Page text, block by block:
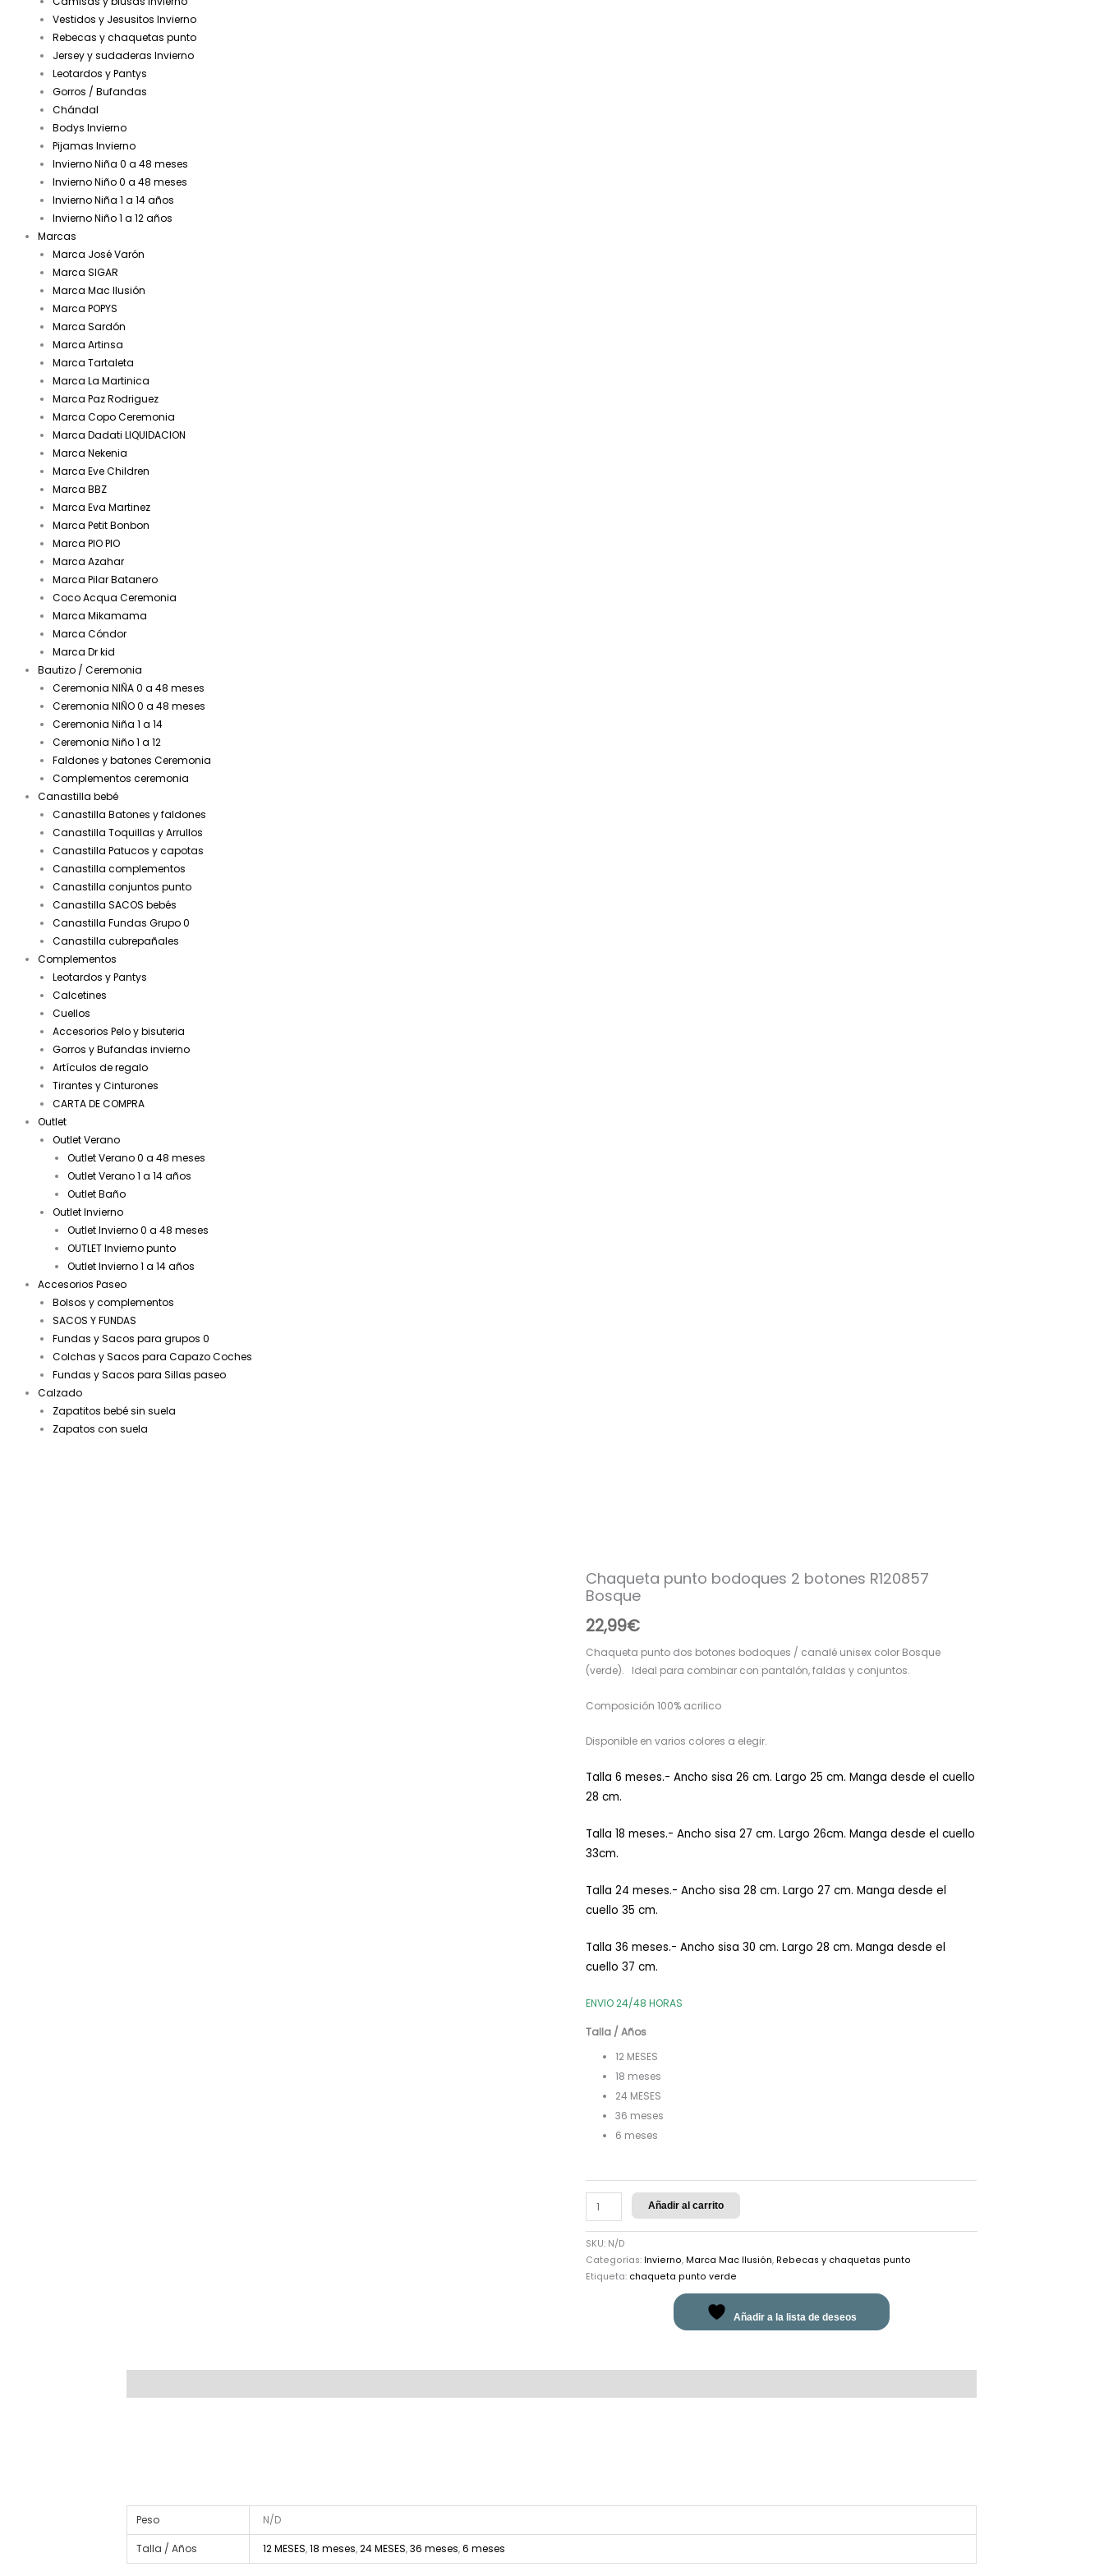
Vestidos y Jesusitos Invierno
Rebecas y chaquetas punto
Jersey y sudaderas Invierno
Leotardos y Pantys
Gorros / Bufandas
Chándal
Bodys Invierno
Pijamas Invierno
Invierno Niña 0 a 48 meses
Invierno Niño 0 a 48 meses
Invierno Niña 1 a 14 años
Invierno Niño 1 a 12 años
Marcas
Marca José Varón
Marca SIGAR
Marca Mac Ilusión
Marca POPYS
Marca Sardón
Marca Artinsa
Marca Tartaleta
Marca La Martinica
Marca Paz Rodriguez
Marca Copo Ceremonia
Marca Dadati LIQUIDACION
Marca Nekenia
Marca Eve Children
Marca BBZ
Marca Eva Martinez
Marca Petit Bonbon
Marca PIO PIO
Marca Azahar
Marca Pilar Batanero
Coco Acqua Ceremonia
Marca Mikamama
Marca Cóndor
Marca Dr kid
Bautizo / Ceremonia
Ceremonia NIÑA 0 a 48 meses
Ceremonia NIÑO 0 a 48 meses
Ceremonia Niña 1 a 14
Ceremonia Niño 1 a 12
Faldones y batones Ceremonia
Complementos ceremonia
Canastilla bebé
Canastilla Batones y faldones
Canastilla Toquillas y Arrullos
Canastilla Patucos y capotas
Canastilla complementos
Canastilla conjuntos punto
Canastilla SACOS bebés
Canastilla Fundas Grupo 0
Canastilla cubrepañales
Complementos
Leotardos y Pantys
Calcetines
Cuellos
Accesorios Pelo y bisuteria
Gorros y Bufandas invierno
Artículos de regalo
Tirantes y Cinturones
CARTA DE COMPRA
Outlet
Outlet Verano
Outlet Verano 0 a 48 meses
Outlet Verano 1 a 14 años
Outlet Baño
Outlet Invierno
Outlet Invierno 0 a 48 meses
OUTLET Invierno punto
Outlet Invierno 1 a 14 años
Accesorios Paseo
Bolsos y complementos
SACOS Y FUNDAS
Fundas y Sacos para grupos 0
Colchas y Sacos para Capazo Coches
Fundas y Sacos para Sillas paseo
Calzado
Zapatitos bebé sin suela
Zapatos con suela
Chaqueta punto bodoques 2 botones R120857
Bosque
22,99€
Chaqueta punto dos botones bodoques / canalé unisex color Bosque
(verde). Ideal para combinar con pantalón, faldas y conjuntos.
Composición 100% acrilico
Disponible en varios colores a elegir.
Talla 6 meses.- Ancho sisa 26 cm. Largo 25 cm. Manga desde el cuello
28 cm.
Talla 18 meses.- Ancho sisa 27 cm. Largo 26cm. Manga desde el cuello
33cm.
Talla 24 meses.- Ancho sisa 28 cm. Largo 27 cm. Manga desde el
cuello 35 cm.
Talla 36 meses.- Ancho sisa 30 cm. Largo 28 cm. Manga desde el
cuello 37 cm.
ENVIO 24/48 HORAS
Talla / Años
12 MESES
18 meses
24 MESES
36 meses
6 meses
Chaqueta
punto
2
botones
R120857
cantidad
Añadir al carrito
SKU: N/D
Categorías: Invierno, Marca Mac Ilusión, Rebecas y chaquetas punto
Etiqueta: chaqueta punto verde
Añadir a la lista de deseos
Peso N/D
Talla / Años 12 MESES,18 meses,24 MESES,36 meses,6 meses